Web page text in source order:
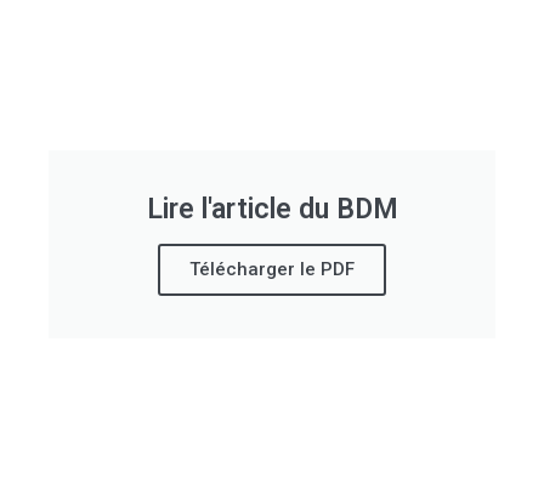
Lire l'article du BDM
Télécharger le PDF